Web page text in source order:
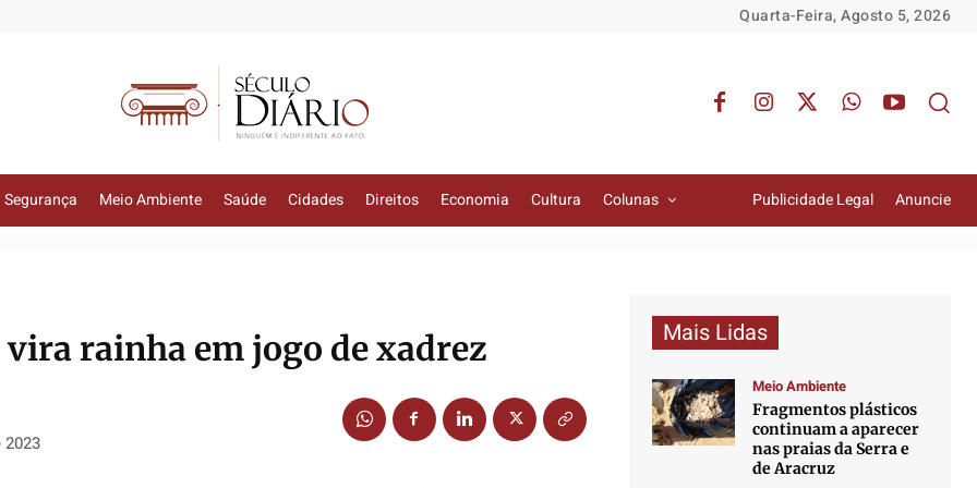
Quarta-Feira, Agosto 5, 2026
Segurança Meio Ambiente Saúde Cidades Direitos Economia Cultura Colunas Publicidade Legal Anuncie
rainha em jogo de xadrez
2023
Mais Lidas
Meio Ambiente
Fragmentos plásticos
continuam a aparecer
nas praias da Serra e
de Aracruz